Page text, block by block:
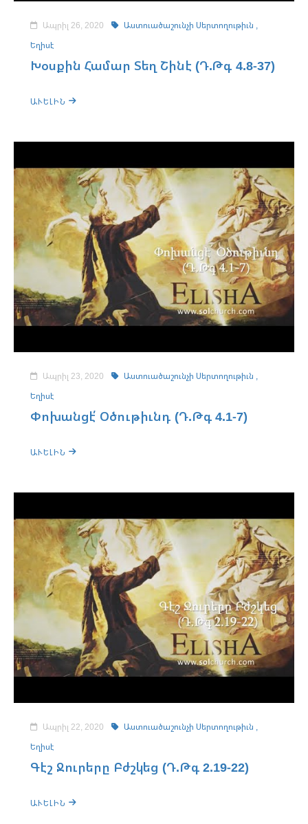
Ապրիլ 26, 2020
Աստուածաշունչի Սերտողութիւն ,
Եղիսէ
Խօսքին Համար Տեղ Շինէ (Դ.Թգ 4.8-37)
ԱՒԵԼԻՆ
Ապրիլ 23, 2020
Աստուածաշունչի Սերտողութիւն ,
Եղիսէ
Փոխանցէ՛ Օծութիւնդ (Դ.Թգ 4.1-7)
ԱՒԵԼԻՆ
Ապրիլ 22, 2020
Աստուածաշունչի Սերտողութիւն ,
Եղիսէ
Գէշ Ջուրերը Բժշկեց (Դ.Թգ 2.19-22)
ԱՒԵԼԻՆ